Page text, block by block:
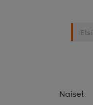
Naiset